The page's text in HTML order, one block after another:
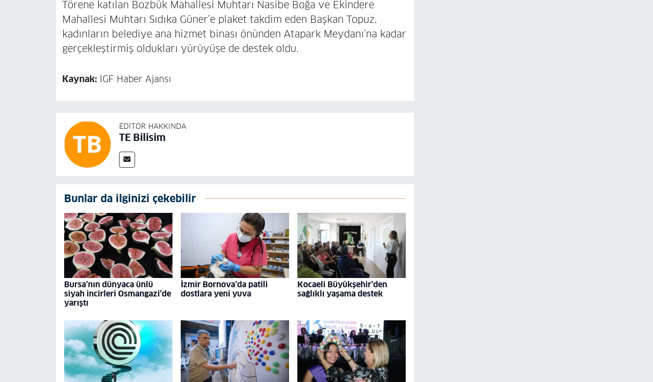
Törene katılan Bozbük Mahallesi Muhtarı Nasibe Boğa ve Ekindere
Mahallesi Muhtarı Sıdıka Güner’e plaket takdim eden Başkan Topuz,
kadınların belediye ana hizmet binası önünden Atapark Meydanı’na kadar
gerçekleştirmiş oldukları yürüyüşe de destek oldu.
Kaynak: İGF Haber Ajansı
EDITÖR HAKKINDA
TE Bilisim
Bunlar da ilginizi çekebilir
Bursa’nın dünyaca ünlü
siyah incirleri Osmangazi’de
yarıştı
İzmir Bornova’da patili
dostlara yeni yuva
Kocaeli Büyükşehir’den
sağlıklı yaşama destek